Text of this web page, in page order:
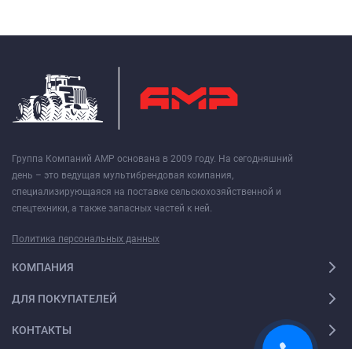
Группа Компаний АМР основана в 2009 году. На сегодняшний
день – это ведущая мультибрендовая компания,
специализирующаяся на поставке сельскохозяйственной и
спецтехники, а также запасных частей к ней.
Политика персональных данных
КОМПАНИЯ
ДЛЯ ПОКУПАТЕЛЕЙ
КОНТАКТЫ